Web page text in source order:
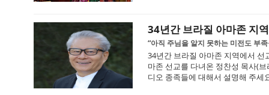
34년간 브라질 아마존 지
“아직 주님을 알지 못하는 미전도 부
34년간 브라질 아마존 지역에서
마존 선교를 다녀온 정찬성 목사(
디오 종족들에 대해서 설명해 주